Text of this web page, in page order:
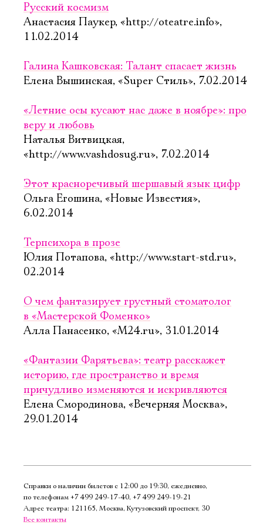
Русский космизм
Анастасия Паукер, «http://oteatre.info»,
11.02.2014
Галина Кашковская: Талант спасает жизнь
Елена Вышинская, «Super Стиль», 7.02.2014
«Летние осы кусают нас даже в ноябре»: про
веру и любовь
Наталья Витвицкая,
«http://www.vashdosug.ru», 7.02.2014
Этот красноречивый шершавый язык цифр
Ольга Егошина, «Новые Известия»,
6.02.2014
Терпсихора в прозе
Юлия Потапова, «http://www.start-std.ru»,
02.2014
О чем фантазирует грустный стоматолог
в «Мастерской Фоменко»
Алла Панасенко, «М24.ru», 31.01.2014
«Фантазии Фарятьева»: театр расскажет
историю, где пространство и время
причудливо изменяются и искривляются
Елена Смородинова, «Вечерняя Москва»,
29.01.2014
Справки о наличии билетов с 12:00 до 19:30, ежедневно,
по телефонам +7 499 249‑17‑40, +7 499 249‑19‑21
Адрес театра: 121165, Москва, Кутузовский проспект, 30
Все контакты